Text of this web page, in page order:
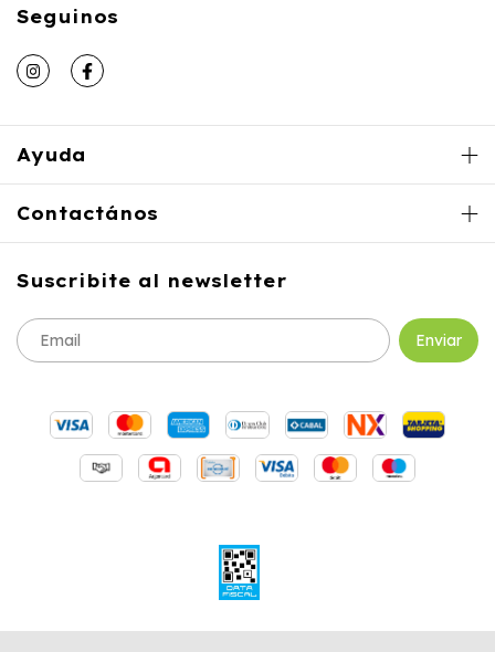
Seguinos
Ayuda
Contactános
Suscribite al newsletter